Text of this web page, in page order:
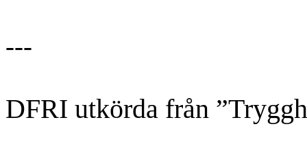
---
DFRI utkörda från